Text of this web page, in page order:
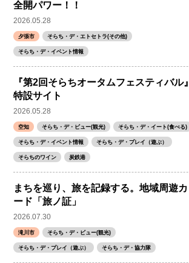
全開パワー！！
2026.05.28
夕張市 そらち・デ・エトセトラ(その他)
そらち・デ・イベント情報
『第2回そらちオータムフェスティバル』
特設サイト
2026.05.28
空知 そらち・デ・ビュー(観光) そらち・デ・イート(食べる)
そらち・デ・イベント情報 そらち・デ・プレイ（遊ぶ）
そらちのワイン 炭鉄港
まちを巡り、旅を記録する。地域周遊カ
ード「旅ノ証」
2026.07.30
滝川市 そらち・デ・ビュー(観光)
そらち・デ・プレイ（遊ぶ） そらち・デ・協力隊